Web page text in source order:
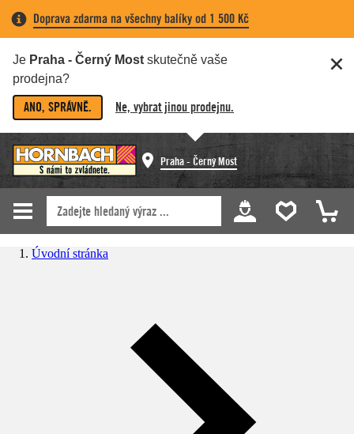
Doprava zdarma na všechny balíky od 1 500 Kč
Je Praha - Černý Most skutečně vaše
prodejna?
ANO, SPRÁVNĚ. Ne, vybrat jinou prodejnu.
Praha - Černý Most
Úvodní stránka